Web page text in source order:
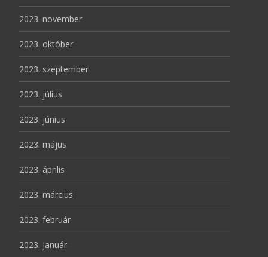
2023. november
2023. október
2023. szeptember
2023. július
2023. június
2023. május
2023. április
2023. március
2023. február
2023. január